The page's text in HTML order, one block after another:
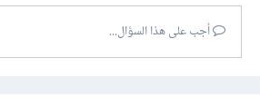
أجب على هذا السؤال...